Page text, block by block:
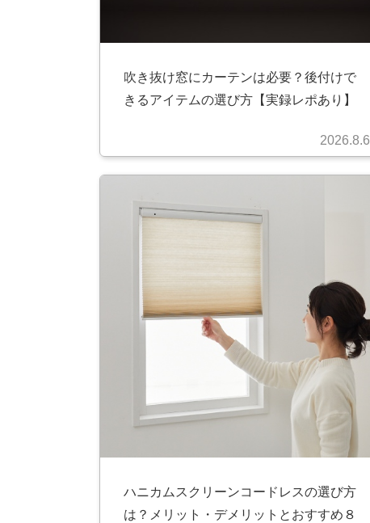
吹き抜け窓にカーテンは必要？後付けで
きるアイテムの選び方【実録レポあり】
2026.8.6
ハニカムスクリーンコードレスの選び方
は？メリット・デメリットとおすすめ８